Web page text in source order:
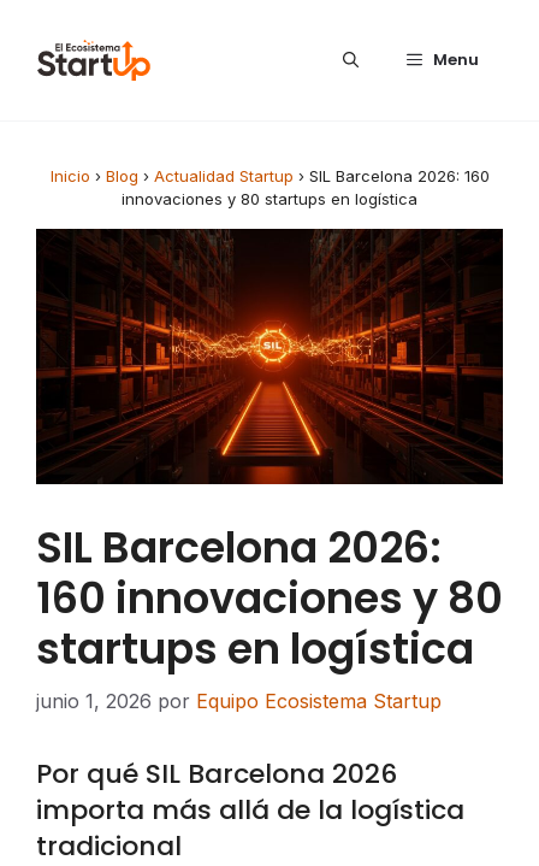
Menu
Inicio › Blog › Actualidad Startup › SIL Barcelona 2026: 160
innovaciones y 80 startups en logística
SIL Barcelona 2026:
160 innovaciones y 80
startups en logística
junio 1, 2026 por Equipo Ecosistema Startup
Por qué SIL Barcelona 2026
importa más allá de la logística
tradicional